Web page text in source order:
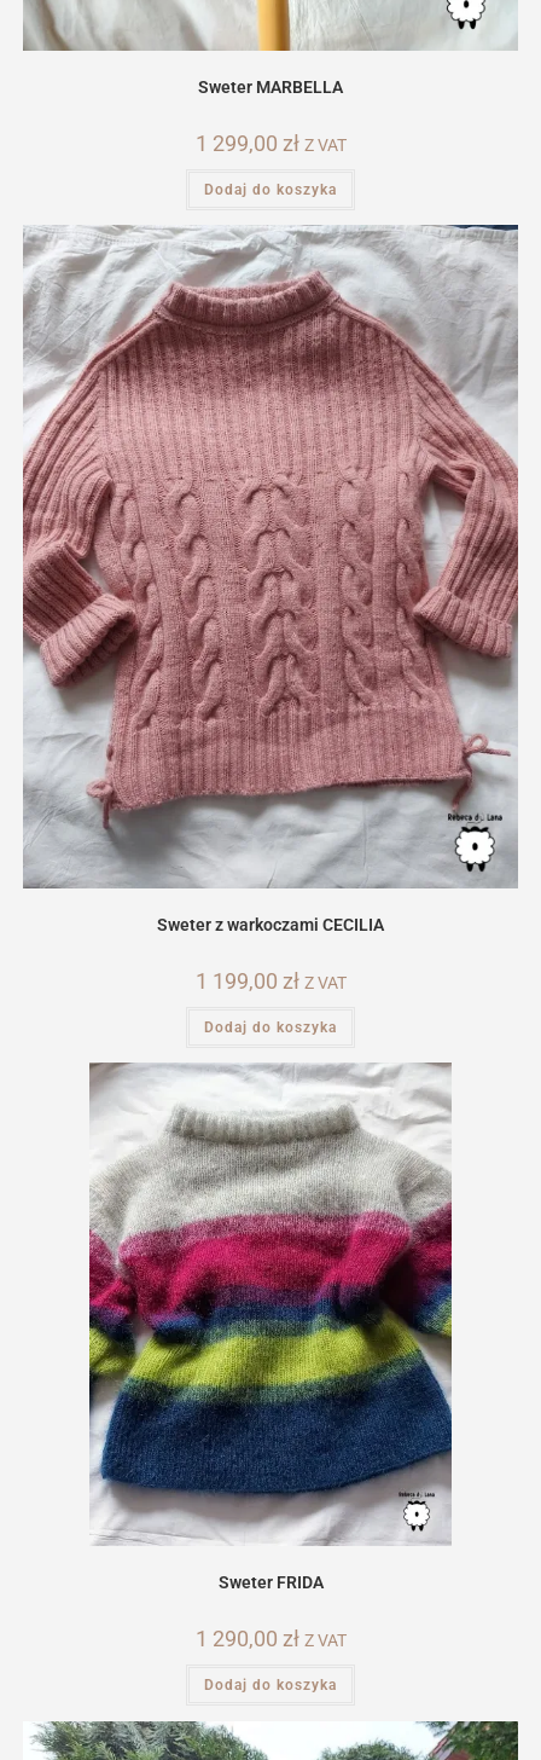
Sweter MARBELLA
1 299,00 zł Z VAT
Dodaj do koszyka
Sweter z warkoczami CECILIA
1 199,00 zł Z VAT
Dodaj do koszyka
Sweter FRIDA
1 290,00 zł Z VAT
Dodaj do koszyka